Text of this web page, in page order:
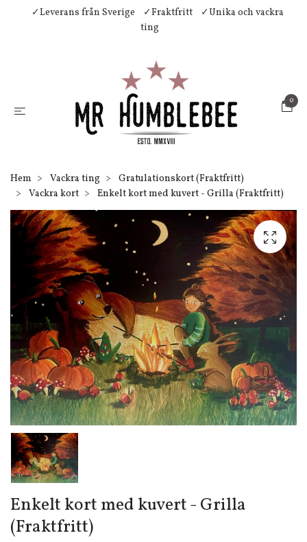
✓Leverans från Sverige ✓Fraktfritt
✓Unika och vackra
ting
0
Hem Vackra ting
Gratulationskort (Fraktfritt)
Vackra kort
Enkelt kort med kuvert - Grilla (Fraktfritt)
Enkelt kort med kuvert - Grilla
(Fraktfritt)